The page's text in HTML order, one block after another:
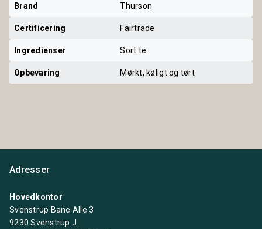
Brand Thurson
Certificering Fairtrade
Ingredienser Sort te
Opbevaring Mørkt, køligt og tørt
Adresser
Hovedkontor
Svenstrup Bane Alle 3
9230 Svenstrup J